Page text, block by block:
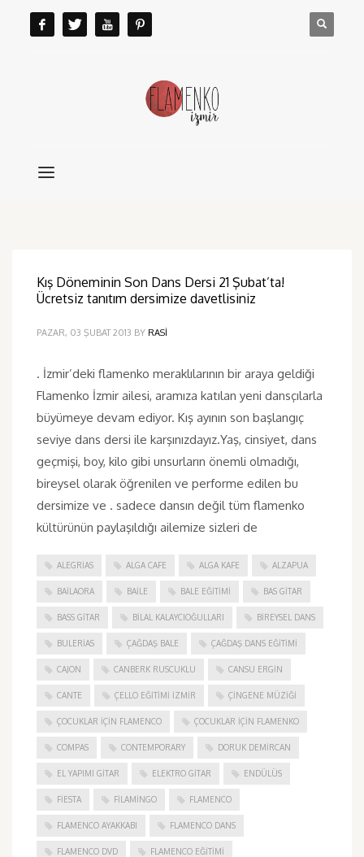
Kış Döneminin Son Dans Dersi 21 Şubat’ta!
Ücretsiz tanıtım dersimize davetlisiniz
PAZAR, 03 ŞUBAT 2013 BY RASI
. İzmir’deki flamenko meraklılarının bir araya geldiği
Flamenko İzmir ailesi, aramıza katılan yeni dansçılarla
büyümeye devam ediyor. Kış ayının son başlangıç
seviye dans dersi ile karşınızdayız.Yaş, cinsiyet, dans
geçmişi, boy, kilo gibi unsurların önemli olmadığı,
bireysel olarak öğrenilen ve performe edilen bu
dersimize ve . sadece dansın değil tüm flamenko
kültürünün paylaşıldığı ailemize sizleri de
ALEGRIAS ALGA CAFE ALGA KAFE ALZAPUA
BAILAORA BAILE BALE EĞITIMI BAS GITAR
BASS GITAR BILAL KALAYCIOĞULLARI BIREYSEL DANS
BULERIAS ÇAĞDAŞ BALE ÇAĞDAŞ DANS EĞITIMI
CAJON CANBERK RUSCUKLU CANSU ERGIN
CANTE ÇELLO EĞITIMI İZMIR ÇINGENE MÜZIĞI
ÇOCUKLAR IÇIN FLAMENCO ÇOCUKLAR IÇIN FLAMENKO
COMPAS CONTEMPORARY DORUK DEMIRCAN
EL YAPIMI GITAR ELEKTRO GITAR ENDÜLÜS
FIESTA FILAMINGO FLAMENCO
FLAMENCO AYAKKABI FLAMENCO DANS
FLAMENCO DVD FLAMENCO EĞITIMI